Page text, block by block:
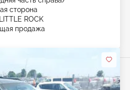
сторона
ROCK
продажа